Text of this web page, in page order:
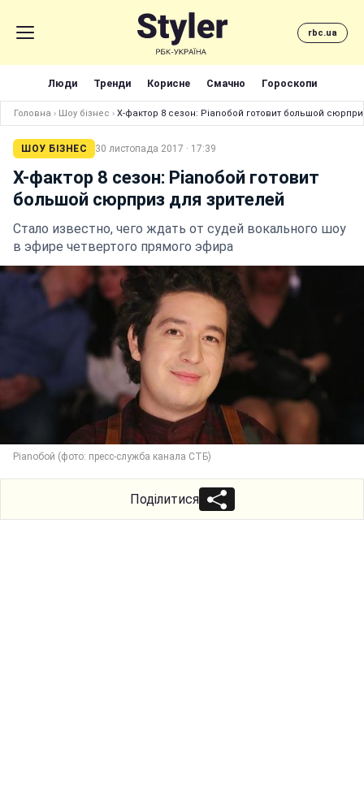
rbc.ua
Люди Тренди Корисне Смачно Гороскопи
Головна › Шоу бізнес › Х-фактор 8 сезон: Pianoбой готовит большой
ШОУ БІЗНЕС 30 листопада 2017 · 17:39
Х-фактор 8 сезон: Pianoбой готовит
большой сюрприз для зрителей
Стало известно, чего ждать от судей вокального шоу
в эфире четвертого прямого эфира
Pianoбой (фото: пресс-служба канала СТБ)
Поділитися